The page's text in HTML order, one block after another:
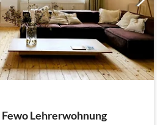
Fewo Lehrerwohnung